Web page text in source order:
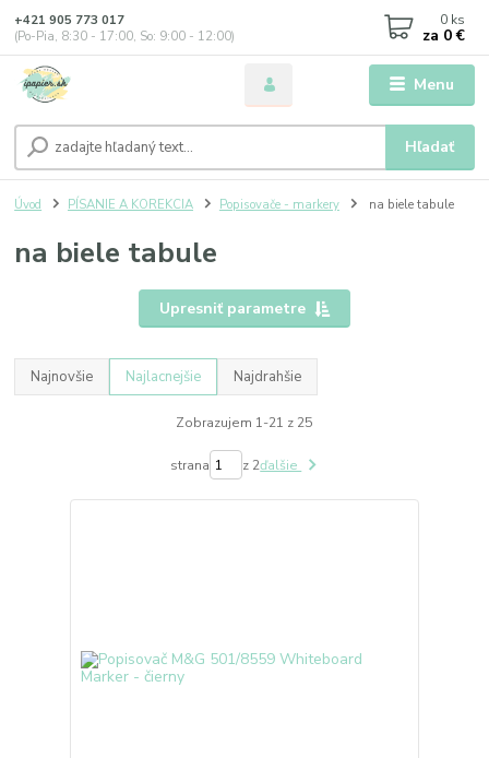
Menu
Hľadať
+421 905 773 017
(Po-Pia, 8:30 - 17:00, So: 9:00 - 12:00)
0 ks
za 0 €
Úvod PÍSANIE A KOREKCIA Popisovače - markery na biele tabule
na biele tabule
Upresniť parametre
Najnovšie Najlacnejšie Najdrahšie
Zobrazujem 1-21 z 25
strana z 2ďalšie